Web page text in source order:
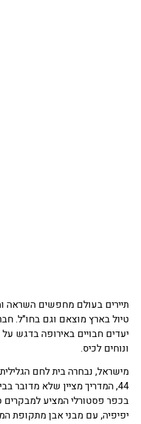
תיירים בעולם מחפשים השראה
יעדים חבויים באירופה בדגש
ונוחים לכיס.
44, המדריך מציין שלא מדובר
בכפר פסטורלי המציע למבקרים
יפיפיה, עם מבני אבן מתקופת